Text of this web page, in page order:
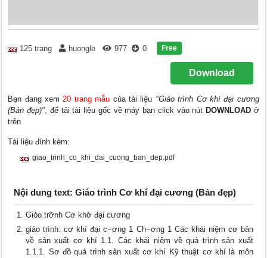
125 trang huongle 977 0 Free
Download
Bạn đang xem20 trang mẫu của tài liệu "Giáo trình Cơ khí đại cương
(Bản đẹp)", để tải tài liệu gốc về máy bạn click vào nút DOWNLOAD ở
trên
Tài liệu đính kèm:
giao_trinh_co_khi_dai_cuong_ban_dep.pdf
Nội dung text: Giáo trình Cơ khí đại cương (Bản đẹp)
Giỏo trỡnh Cơ khớ đại cương
giáo trình: cơ khí đại c−ơng 1 Ch−ơng 1 Các khái niệm cơ bản
về sản xuất cơ khí 1.1. Các khái niệm về quá trình sản xuất
1.1.1. Sơ đồ quá trình sản xuất cơ khí Kỹ thuật cơ khí là môn